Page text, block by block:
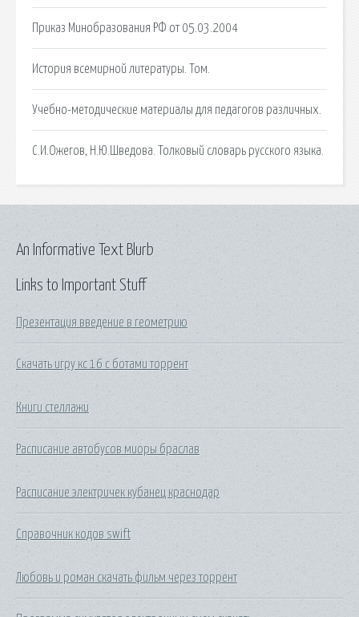
Приказ Минобразования РФ от 05.03.2004
История всемирной литературы. Том.
Учебно-методические материалы для педагогов различных.
С.И.Ожегов, Н.Ю.Шведова. Толковый словарь русского языка.
Links to Important Stuff
Презентация введение в геометрию
Скачать игру кс 16 с ботами торрент
Книги стеллажи
Расписание автобусов миоры браслав
Расписание электричек кубанец краснодар
Справочник кодов swift
Любовь и роман скачать фильм через торрент
An Informative Text Blurb